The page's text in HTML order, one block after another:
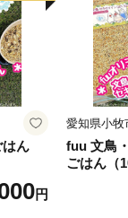
ん
円
愛知県小牧
fuu 文鳥
ごはん（